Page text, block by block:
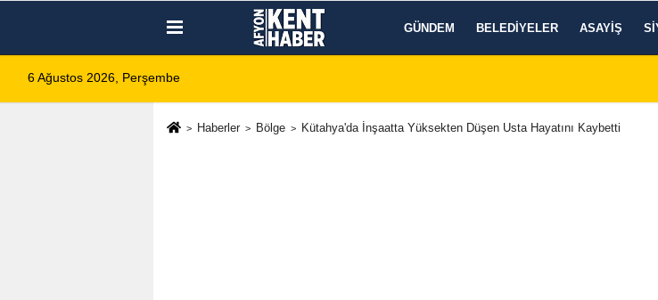
GÜNDEM BELEDIYELER ASAYIŞ
6 Ağustos 2026, Perşembe
Haberler Bölge Kütahya'da İnşaatta Yüksekten Düşen Usta Hayatını Kaybetti